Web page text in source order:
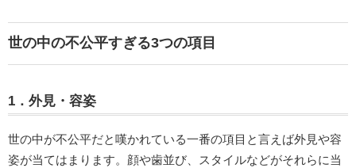
世の中の不公平すぎる3つの項目
1．外見・容姿
世の中が不公平だと嘆かれている一番の項目と言えば外見や容
姿が当てはまります。顔や歯並び、スタイルなどがそれらに当